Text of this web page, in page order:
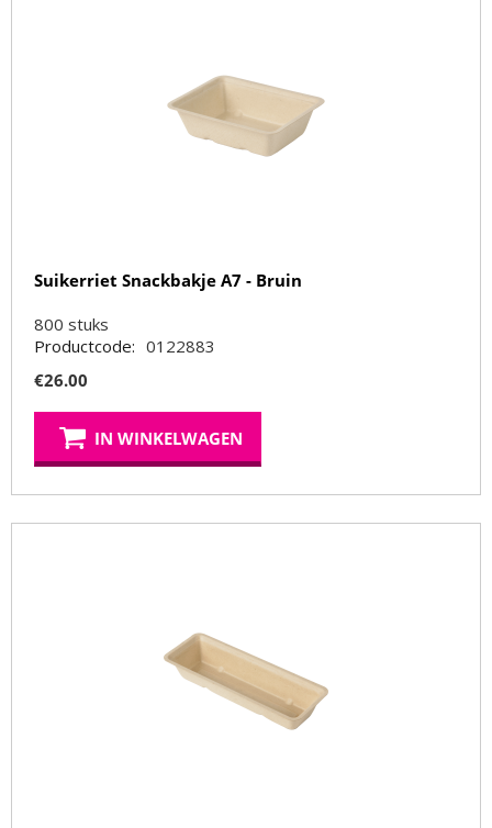
Suikerriet Snackbakje A7 - Bruin
800 stuks
Productcode: 0122883
€26.00
IN WINKELWAGEN